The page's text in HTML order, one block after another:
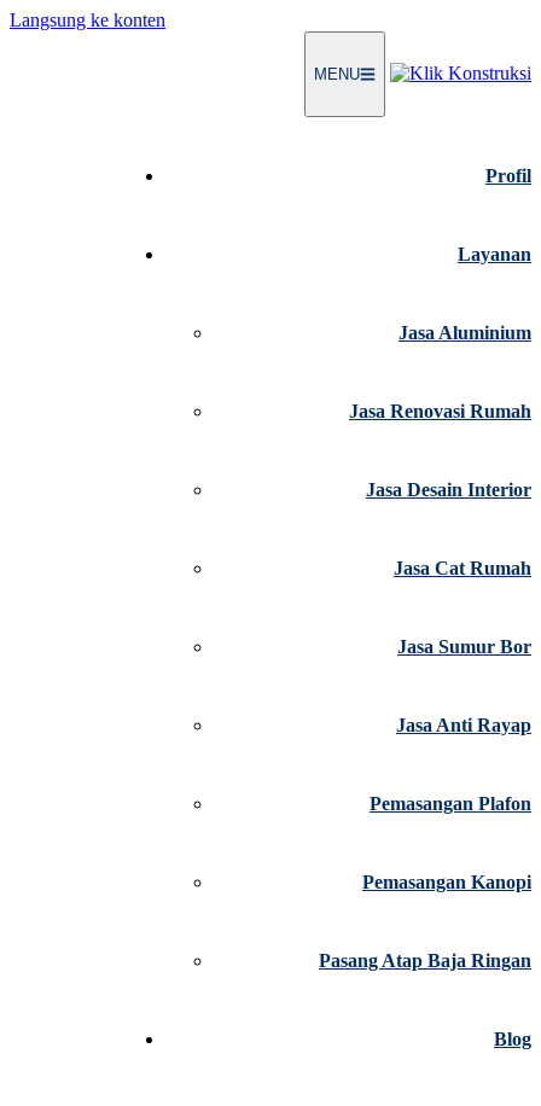
Langsung ke konten
MENU
Profil
Layanan
Jasa Aluminium
Jasa Renovasi Rumah
Jasa Desain Interior
Jasa Cat Rumah
Jasa Sumur Bor
Jasa Anti Rayap
Pemasangan Plafon
Pemasangan Kanopi
Pasang Atap Baja Ringan
Blog